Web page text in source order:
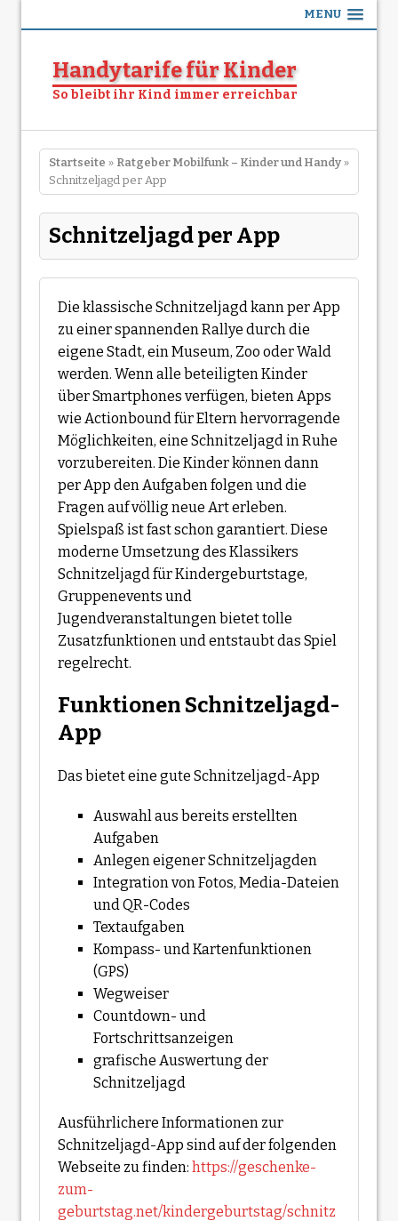
MENU
Handytarife für Kinder
So bleibt ihr Kind immer erreichbar
Startseite » Ratgeber Mobilfunk – Kinder und Handy »
Schnitzeljagd per App
Schnitzeljagd per App
Die klassische Schnitzeljagd kann per App
zu einer spannenden Rallye durch die
eigene Stadt, ein Museum, Zoo oder Wald
werden. Wenn alle beteiligten Kinder
über Smartphones verfügen, bieten Apps
wie Actionbound für Eltern hervorragende
Möglichkeiten, eine Schnitzeljagd in Ruhe
vorzubereiten. Die Kinder können dann
per App den Aufgaben folgen und die
Fragen auf völlig neue Art erleben.
Spielspaß ist fast schon garantiert. Diese
moderne Umsetzung des Klassikers
Schnitzeljagd für Kindergeburtstage,
Gruppenevents und
Jugendveranstaltungen bietet tolle
Zusatzfunktionen und entstaubt das Spiel
regelrecht.
Funktionen Schnitzeljagd-
App
Das bietet eine gute Schnitzeljagd-App
Auswahl aus bereits erstellten
Aufgaben
Anlegen eigener Schnitzeljagden
Integration von Fotos, Media-Dateien
und QR-Codes
Textaufgaben
Kompass- und Kartenfunktionen
(GPS)
Wegweiser
Countdown- und
Fortschrittsanzeigen
grafische Auswertung der
Schnitzeljagd
Ausführlichere Informationen zur
Schnitzeljagd-App sind auf der folgenden
Webseite zu finden: https://geschenke-
zum-
geburtstag.net/kindergeburtstag/schnitz